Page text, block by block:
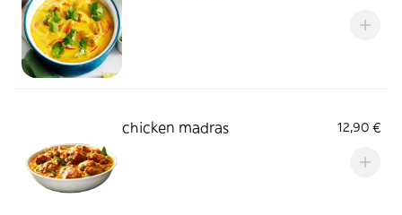
chicken madras 12,90 €